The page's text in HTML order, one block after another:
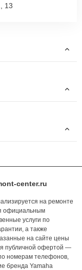
13
center.ru
на ремонте
официальным
услуги по
а также
на сайте цены
публичной офертой —
номерам телефонов,
бренда Yamaha